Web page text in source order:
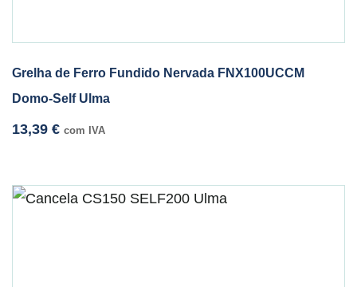
Grelha de Ferro Fundido Nervada FNX100UCCM
Domo-Self Ulma
13,39 € com IVA